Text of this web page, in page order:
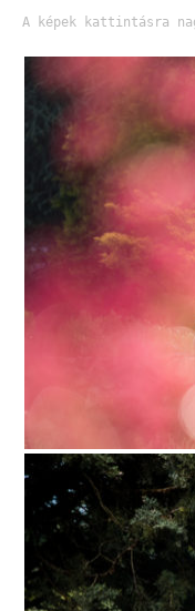
A képek kattintásra